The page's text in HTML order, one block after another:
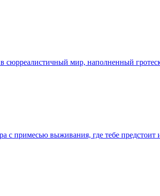
сюрреалистичный мир, наполненный
с примесью выживания, где тебе